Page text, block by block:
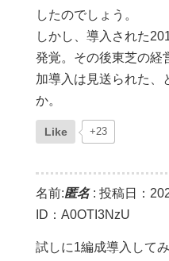
したのでしょう。
しかし、導入された
発覚。その後東芝の経
加導入は見送られた、
か。
Like +23
名前:匿名: 投稿日：
ID：A0OTI3NzU
試しに1編成導入して